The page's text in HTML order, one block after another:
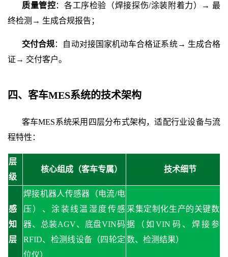
质量管控：各工序检验（焊接探伤/涂装附着力）→ 最
终检测→ 生成合规报告；
交付合规：自动对接国家机动车合格证系统→ 生成合格
证→ 交付客户。
四、 客车MES系统的技术架构
客车MES系统采用四层分布式架构，适配行业设备与流
程特性：
层
级
核心组成（客车专属） 技术细节
感
知
层
焊接机器人传感器（电流/电
压）、涂装线温湿度传感
器、总装AGV、底盘VIN码
RFID、检测线设备（四轮定
位仪）
采集定制化生产的关键数
据（如VIN码、焊接参
数、检测结果）